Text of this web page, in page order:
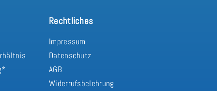
Rechtliches
Impressum
Datenschutz
AGB
Widerrufsbelehrung